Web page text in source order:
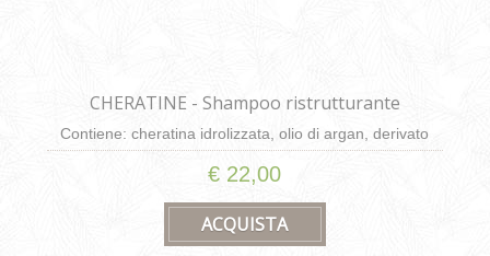
CHERATINE - Shampoo ristrutturante
cheratinico da 250ml
Contiene: cheratina idrolizzata, olio di argan, derivato
dell’olio di limnanthes alba, acido ialuronico
€ 22,00